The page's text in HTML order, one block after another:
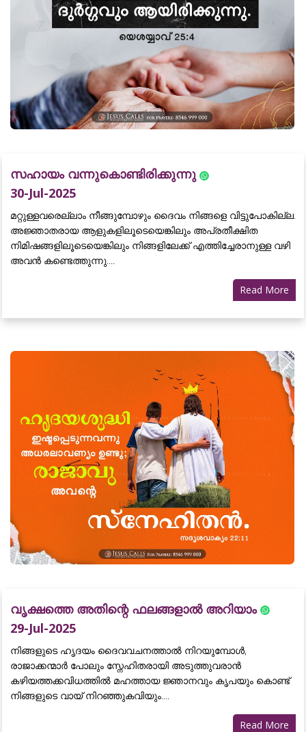
സഹായം വന്നുകൊണ്ടിരിക്കുന്നു
30-Jul-2025
മറ്റുള്ളവരെല്ലാം നീങ്ങുമ്പോഴും ദൈവം നിങ്ങളെ വിട്ടുപോകില്ല.
അജ്ഞാതരായ ആളുകളിലൂടെയെങ്കിലും അപ്രതീക്ഷിത
നിമിഷങ്ങളിലൂടെയെങ്കിലും നിങ്ങളിലേക്ക് എത്തിച്ചേരാനുള്ള വഴി
അവൻ കണ്ടെത്തുന്നു....
Read More
വൃക്ഷത്തെ അതിന്റെ ഫലങ്ങളാൽ അറിയാം
29-Jul-2025
നിങ്ങളുടെ ഹൃദയം ദൈവവചനത്താൽ നിറയുമ്പോൾ,
രാജാക്കന്മാർ പോലും സ്നേഹിതരായി അടുത്തുവരാൻ
കഴിയത്തക്കവിധത്തിൽ മഹത്തായ ജ്ഞാനവും കൃപയും കൊണ്ട്
നിങ്ങളുടെ വായ് നിറഞ്ഞുകവിയും....
Read More